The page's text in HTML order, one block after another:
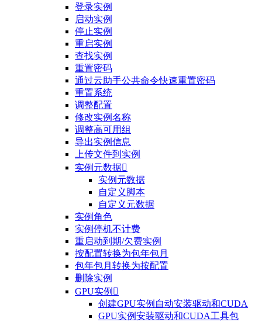
登录实例
启动实例
停止实例
重启实例
查找实例
重置密码
通过云助手公共命令快速重置密码
重置系统
调整配置
修改实例名称
调整高可用组
导出实例信息
上传文件到实例
实例元数据
实例元数据
自定义脚本
自定义元数据
实例角色
实例停机不计费
重启动到期/欠费实例
按配置转换为包年包月
包年包月转换为按配置
删除实例
GPU实例 
创建GPU实例自动安装驱动和CUDA
GPU实例安装驱动和CUDA工具包